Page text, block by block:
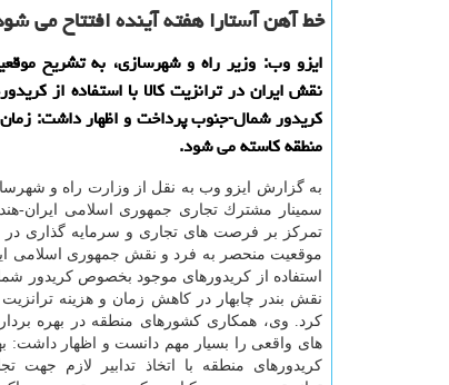
خط آهن آستارا هفته آینده افتتاح می
ایزو وب: وزیر راه و شهرسازی، به تشریح
نقش ایران در ترانزیت كالا با استفاده از
كریدور شمال-جنوب پرداخت و اظهار داشت:
منطقه كاسته می شود.
به گزارش ایزو وب به نقل از وزارت راه و
سمینار مشترك تجاری جمهوری اسلامی ایران-
تمركز بر فرصت های تجاری و سرمایه گذاری در
موقعیت منحصر به فرد و نقش جمهوری اسلامی
استفاده از كریدورهای موجود بخصوص كریدور
نقش بندر چابهار در كاهش زمان و هزینه
كرد. وی، همكاری كشورهای منطقه در بهره
های واقعی را بسیار مهم دانست و اظهار داشت:
كریدورهای منطقه با اتخاذ تدابیر لازم جهت